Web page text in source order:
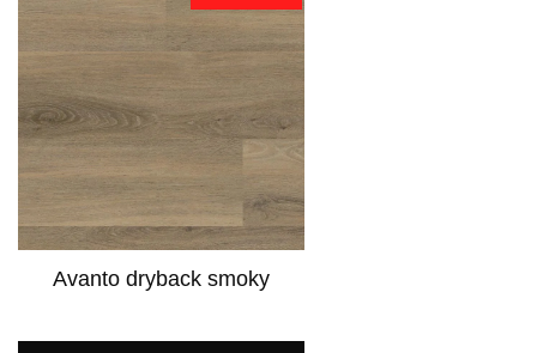
Vinyl (7)
Product Kleur
Product Kleurfamilie
Product Kleurspectrum
Avanto dryback smoky